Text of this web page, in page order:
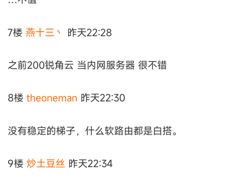
7楼 燕十三丶 昨天22:28
之前200锐角云 当内网服务器 很不错
8楼 theoneman 昨天22:30
没有稳定的梯子，什么软路由都是白搭。
9楼 炒土豆丝 昨天22:34